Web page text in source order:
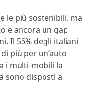
le più sostenibili, ma
e ancora un gap
Il 56% degli italiani
più per un’auto
i multi-mobili la
sono disposti a